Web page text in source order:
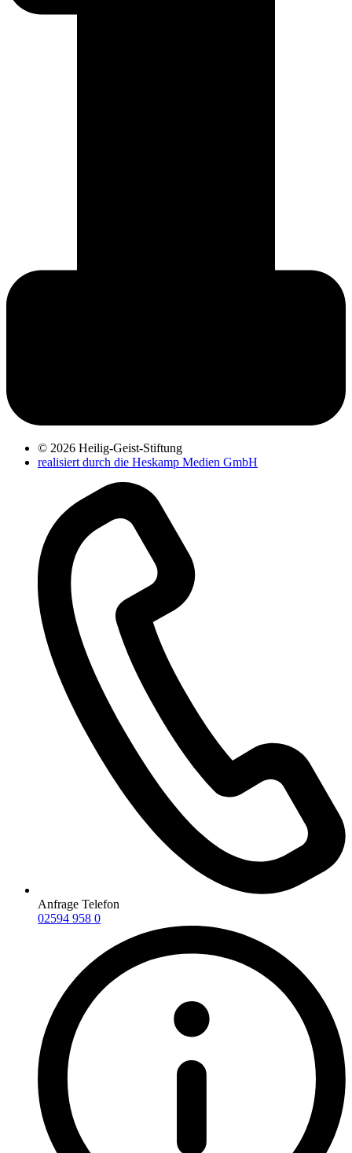
© 2026 Heilig-Geist-Stiftung
realisiert durch die Heskamp Medien GmbH
Anfrage Telefon
02594 958 0